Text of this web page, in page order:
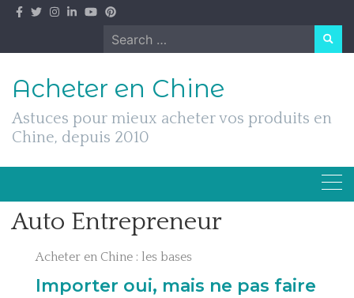
Skip
Search
for:
Acheter en Chine
Astuces pour mieux acheter vos produits en
Chine, depuis 2010
Auto Entrepreneur
Acheter en Chine : les bases
Importer oui, mais ne pas faire